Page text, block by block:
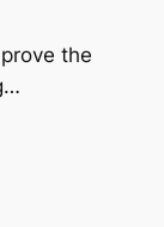
the